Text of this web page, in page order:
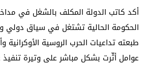
أكد كاتب الدولة المكلف بالشغل في
الحكومة الحالية تشتغل في سياق دولي
طبعته تداعيات الحرب الروسية
عوامل أثّرت بشكل مباشر على وتيرة